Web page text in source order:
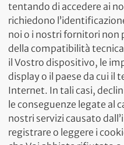
tentando di accedere ai
richiedono
noi o i nostri fornitori non
della compatibilità
il Vostro dispositivo, le
display o il paese da cui il
Internet. In tali casi,
le conseguenze legate al
nostri servizi causato
registrare o leggere i